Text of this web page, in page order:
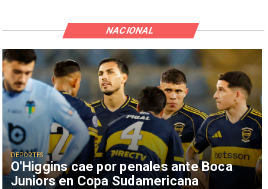
O'Higgins cae por penales ante Boca
Juniors en Copa Sudamericana
DEPORTES
NACIONAL